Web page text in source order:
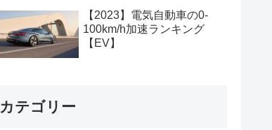
【2023】電気自動車の0-
100km/h加速ランキング
【EV】
カテゴリー